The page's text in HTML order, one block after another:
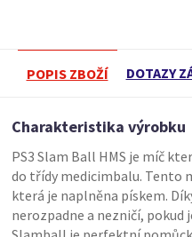
POPIS ZBOŽÍ DOTAZY
Charakteristika výrobku
PS3 Slam Ball HMS je míč
do třídy medicimbalu. Tento
která je naplněna pískem.
nerozpadne a nezničí,